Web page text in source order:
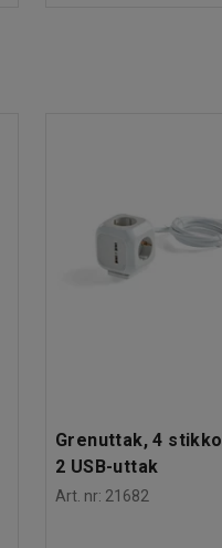
Grenuttak, 4
2 USB-uttak
Art. nr: 21682